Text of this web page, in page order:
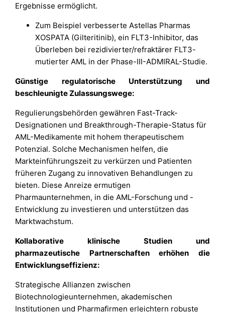
Ergebnisse ermöglicht.
Zum Beispiel verbesserte Astellas Pharmas
XOSPATA (Gilteritinib), ein FLT3-Inhibitor, das
Überleben bei rezidivierter/refraktärer FLT3-
mutierter AML in der Phase-III-ADMIRAL-Studie.
Günstige regulatorische Unterstützung und
beschleunigte Zulassungswege:
Regulierungsbehörden gewähren Fast-Track-
Designationen und Breakthrough-Therapie-Status für
AML-Medikamente mit hohem therapeutischem
Potenzial. Solche Mechanismen helfen, die
Markteinführungszeit zu verkürzen und Patienten
früheren Zugang zu innovativen Behandlungen zu
bieten. Diese Anreize ermutigen
Pharmaunternehmen, in die AML-Forschung und -
Entwicklung zu investieren und unterstützen das
Marktwachstum.
Kollaborative klinische Studien und
pharmazeutische Partnerschaften erhöhen die
Entwicklungseffizienz:
Strategische Allianzen zwischen
Biotechnologieunternehmen, akademischen
Institutionen und Pharmafirmen erleichtern robuste